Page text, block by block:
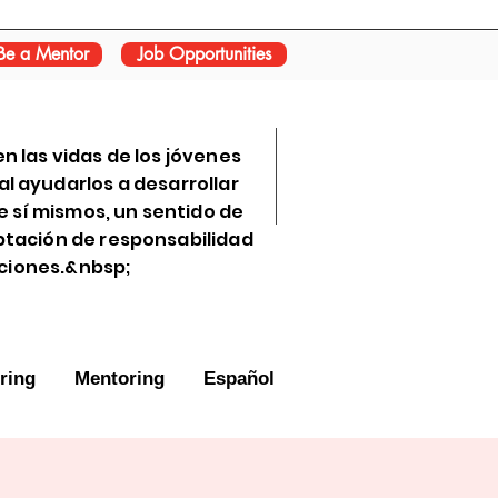
a Mentor Job Opportunities
las vidas de los jóvenes
ayudarlos a desarrollar
sí mismos, un sentido de
de responsabilidad
Mentoring Español